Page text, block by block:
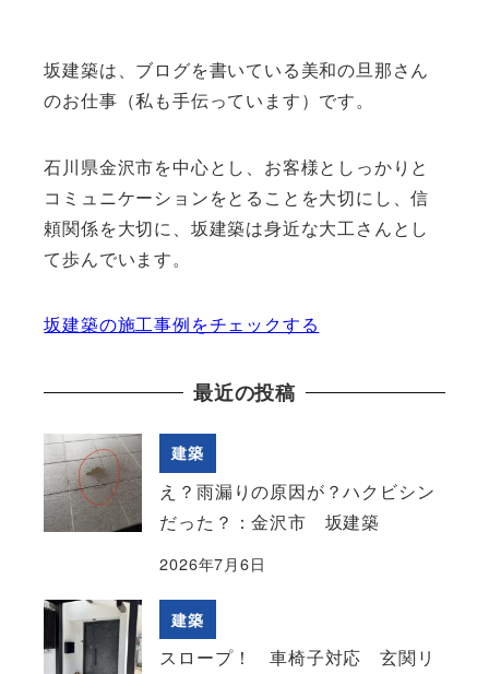
坂建築は、ブログを書いている美和の旦那さん
のお仕事（私も手伝っています）です。
石川県金沢市を中心とし、お客様としっかりと
コミュニケーションをとることを大切にし、信
頼関係を大切に、坂建築は身近な大工さんとし
て歩んでいます。
坂建築の施工事例をチェックする
最近の投稿
建築
え？雨漏りの原因が？ハクビシン
だった？：金沢市 坂建築
2026年7月6日
建築
スロープ！ 車椅子対応 玄関リ